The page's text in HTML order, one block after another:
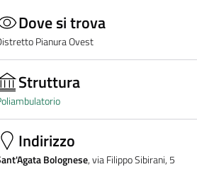
Dove si trova
Pianura Ovest
Struttura
Indirizzo
Bolognese, via Filippo Sibirani, 5